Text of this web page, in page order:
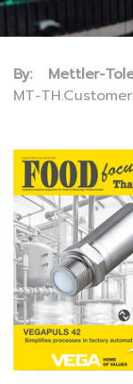
By: Mettler-
MT-